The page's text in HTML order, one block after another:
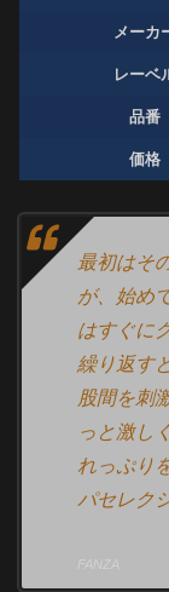
メーカ
レーベ
品番
価格
最初はそ
が、始め
はすぐに
繰り返す
股間を刺
っと激し
れっぷり
パセレク
FANZA